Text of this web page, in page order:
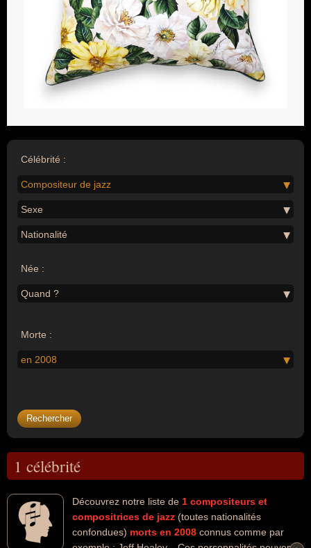
Célébrité :
Compositeur de jazz
Sexe
Nationalité
Née :
Quand ?
Morte :
en 2008
1 célébrité
Découvrez notre liste de 1 compositeurs et
compositrices de jazz (toutes nationalités
confondues) morts en 2008 connus comme par